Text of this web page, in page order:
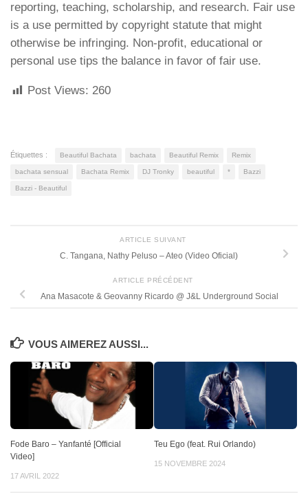
reporting, teaching, scholarship, and research. Fair use
is a use permitted by copyright statute that might
otherwise be infringing. Non-profit, educational or
personal use tips the balance in favor of fair use.
Post Views: 260
Étiquettes : Beautiful Bachata bachata Beautiful Remix Remix
bachata sensual Bachata Remix DJ Tronky beautiful * Bazzi
Bazzi - Beautiful
ARTICLE SUIVANT
C. Tangana, Nathy Peluso – Ateo (Video Oficial)
ARTICLE PRÉCÉDENT
Ana Masacote & Geovanny Ricardo @ J&L Underground Social
VOUS AIMEREZ AUSSI...
Fode Baro – Yanfanté [Official
Video]
17 AVRIL 2022
Teu Ego (feat. Rui Orlando)
15 NOVEMBRE 2024